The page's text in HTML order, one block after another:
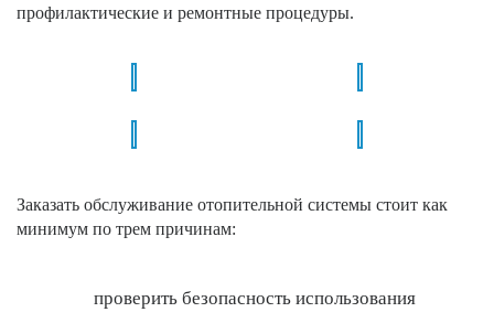
профилактические и ремонтные процедуры.
Заказать обслуживание отопительной системы стоит как
минимум по трем причинам:
проверить безопасность использования